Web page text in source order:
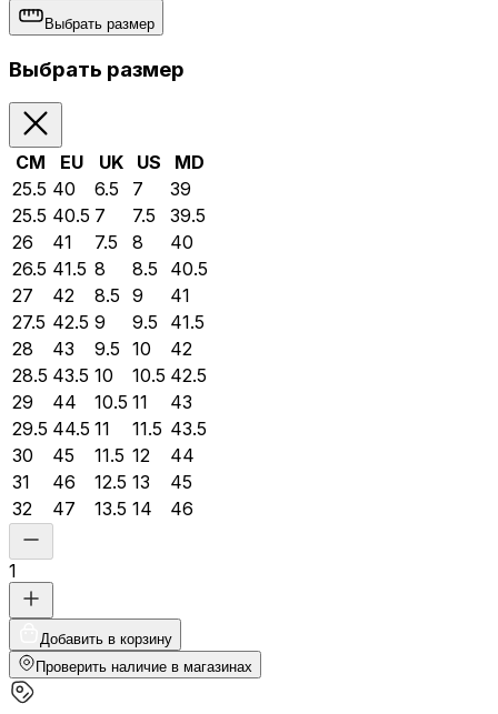
Выбрать размер
Выбрать размер
CM EU UK US
MD
25.5 40 6.5 7
39
25.5 40.5 7 7.5
39.5
26
41 7.5 8
40
26.5 41.5 8 8.5
40.5
27
42 8.5 9
41
27.5 42.5 9 9.5
41.5
28
43 9.5 10
42
28.5 43.5 10 10.5 42.5
29
44 10.5 11
43
29.5 44.5 11 11.5 43.5
30
45 11.5 12
44
31
46 12.5 13
45
32
47 13.5 14 46
1
Добавить в корзину
Проверить наличие в магазинах